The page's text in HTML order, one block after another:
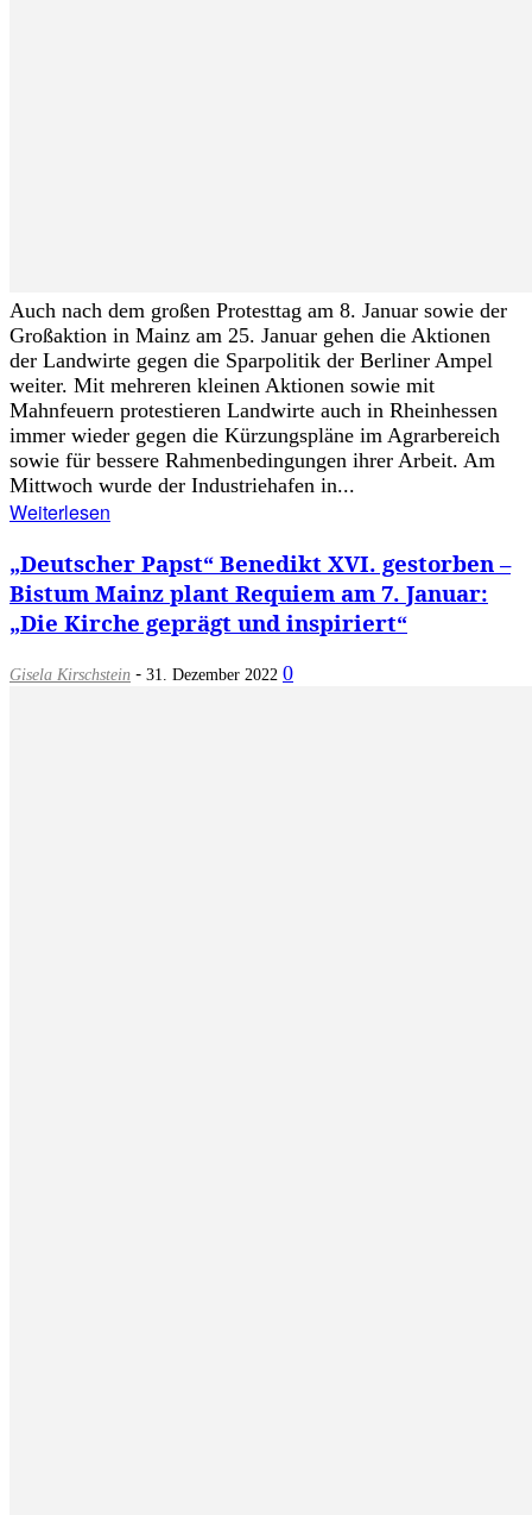
Auch nach dem großen Protesttag am 8. Januar sowie der
Großaktion in Mainz am 25. Januar gehen die Aktionen
der Landwirte gegen die Sparpolitik der Berliner Ampel
weiter. Mit mehreren kleinen Aktionen sowie mit
Mahnfeuern protestieren Landwirte auch in Rheinhessen
immer wieder gegen die Kürzungspläne im Agrarbereich
sowie für bessere Rahmenbedingungen ihrer Arbeit. Am
Mittwoch wurde der Industriehafen in...
Weiterlesen
„Deutscher Papst“ Benedikt XVI. gestorben –
Bistum Mainz plant Requiem am 7. Januar:
„Die Kirche geprägt und inspiriert“
Gisela Kirschstein - 31. Dezember 2022 0